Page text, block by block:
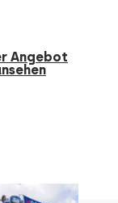
Angebot